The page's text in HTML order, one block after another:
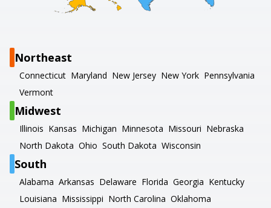
Northeast
Connecticut Maryland New Jersey New York Pennsylvania
Vermont
Midwest
Illinois Kansas Michigan Minnesota Missouri Nebraska
North Dakota Ohio South Dakota Wisconsin
South
Alabama Arkansas Delaware Florida Georgia Kentucky
Louisiana Mississippi North Carolina Oklahoma